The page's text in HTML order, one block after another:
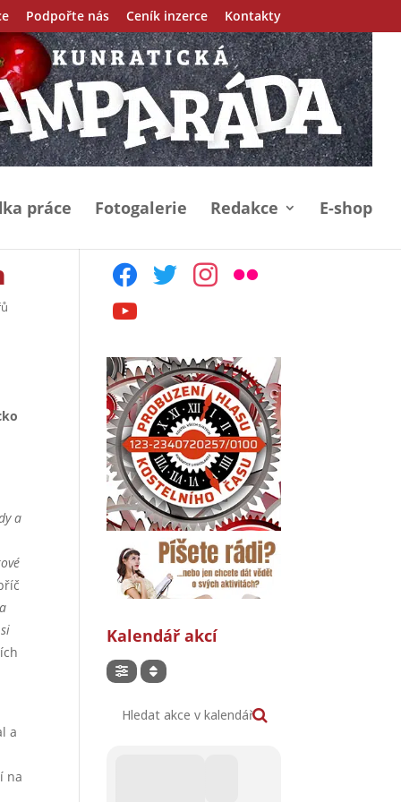
Podpořte nás Ceník inzerce Kontakty
práce Fotogalerie Redakce E-shop
a
a
na
facebooktwitter instagram
flickr
youtube
Kalendář akcí